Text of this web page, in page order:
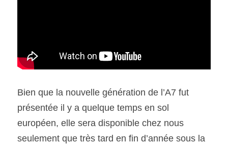
Bien que la nouvelle génération de l’A7 fut
présentée il y a quelque temps en sol
européen, elle sera disponible chez nous
seulement que très tard en fin d’année sous la